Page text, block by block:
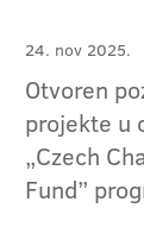
24. nov 2025.
Otvoren
projekte u
„Czech
Fund”